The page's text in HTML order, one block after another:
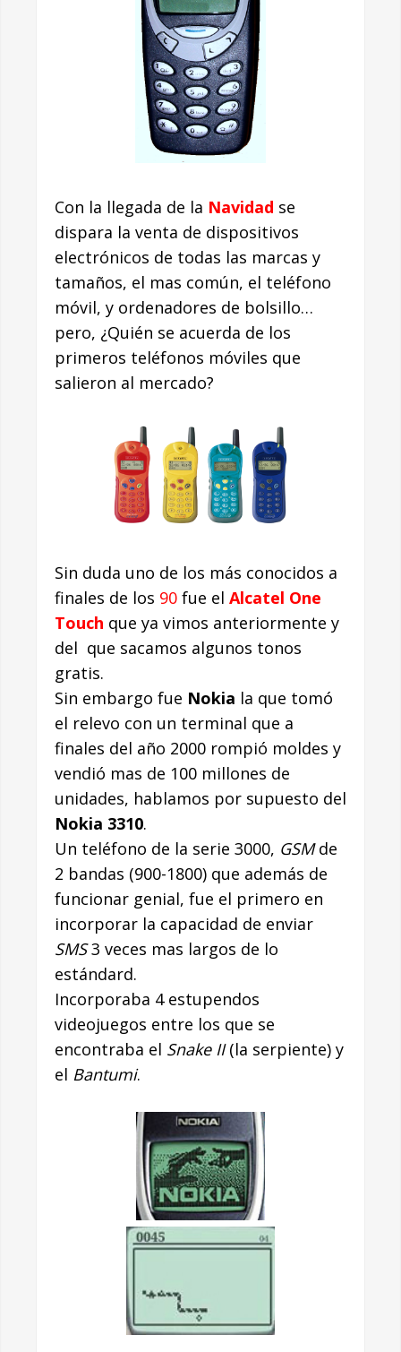
Con la llegada de la Navidad se
dispara la venta de dispositivos
electrónicos de todas las marcas y
tamaños, el mas común, el teléfono
móvil, y ordenadores de bolsillo…
pero, ¿Quién se acuerda de los
primeros teléfonos móviles que
salieron al mercado?
Sin duda uno de los más conocidos a
finales de los 90 fue el Alcatel One
Touch que ya vimos anteriormente y
del que sacamos algunos tonos
gratis.
Sin embargo fue Nokia la que tomó
el relevo con un terminal que a
finales del año 2000 rompió moldes y
vendió mas de 100 millones de
unidades, hablamos por supuesto del
Nokia 3310.
Un teléfono de la serie 3000, GSMde
2 bandas (900-1800) que además de
funcionar genial, fue el primero en
incorporar la capacidad de enviar
SMS3 veces mas largos de lo
estándard.
Incorporaba 4 estupendos
videojuegos entre los que se
encontraba el Snake II(la serpiente) y
el Bantumi.